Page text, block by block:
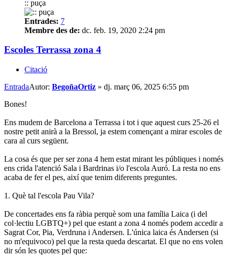
:: puça
Entrades: 7
Membre des de: dc. feb. 19, 2020 2:24 pm
Escoles Terrassa zona 4
Citació
EntradaAutor: BegoñaOrtiz » dj. març 06, 2025 6:55 pm
Bones!
Ens mudem de Barcelona a Terrassa i tot i que aquest curs 25-26 el
nostre petit anirà a la Bressol, ja estem començant a mirar escoles de
cara al curs següent.
La cosa és que per ser zona 4 hem estat mirant les públiques i només
ens crida l'atenció Sala i Bardrinas i/o l'escola Auró. La resta no ens
acaba de fer el pes, així que tenim diferents preguntes.
1. Què tal l'escola Pau Vila?
De concertades ens fa ràbia perquè som una família Laica (i del
col·lectiu LGBTQ+) pel que estant a zona 4 només podem accedir a
Sagrat Cor, Pia, Verdruna i Andersen. L'única laica és Andersen (si
no m'equivoco) pel que la resta queda descartat. El que no ens volen
dir són les quotes pel que: